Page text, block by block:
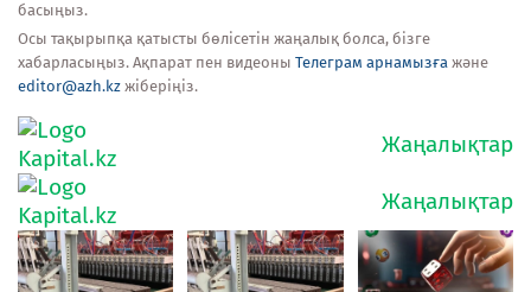
басыңыз.
Осы тақырыпқа қатысты бөлісетін жаңалық болса, бізге
хабарласыңыз. Ақпарат пен видеоны Телеграм арнамызға және
editor@azh.kz жіберіңіз.